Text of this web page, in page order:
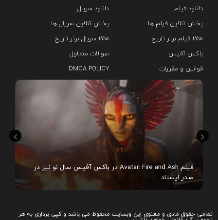
فیلم Avatar: Fire and Ash در باکس آفیس سال نو نیز در
صدر ایستاد
دانلود فیلم
دانلود سریال‌
پخش آنلاین فیلم ها
پخش آنلاین سریال ها
۲۵۰ فیلم برتر تاریخ
۲۵۰ سریال برتر تاریخ
باکس آفیس
سوالات متداول
قوانین و مقررات
DMCA POLICY
تمامی حقوق مادی و معنوی این وبسایت محفوظ می باشد و کپی برداری به هر